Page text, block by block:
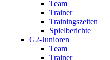
Team
Trainer
Trainingszeiten
Spielberichte
G2-Junioren
Team
Trainer